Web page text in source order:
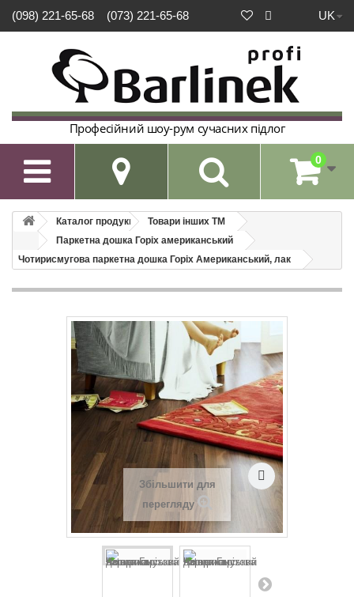
UK
(098) 221-65-68 (073) 221-65-68
Професійний шоу-рум сучасних підлог
 0
Каталог продукції
Товари інших ТМ
Паркетна дошка Горіх американський
Чотирисмугова паркетна дошка Горіх Американський, лак
Збільшити для
перегляду